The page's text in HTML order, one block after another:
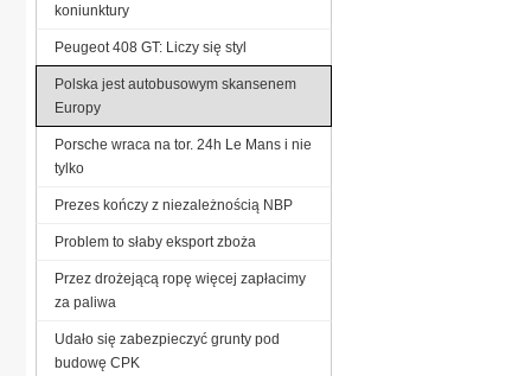
koniunktury
Peugeot 408 GT: Liczy się styl
Polska jest autobusowym skansenem
Europy
Porsche wraca na tor. 24h Le Mans i nie
tylko
Prezes kończy z niezależnością NBP
Problem to słaby eksport zboża
Przez drożejącą ropę więcej zapłacimy
za paliwa
Udało się zabezpieczyć grunty pod
budowę CPK